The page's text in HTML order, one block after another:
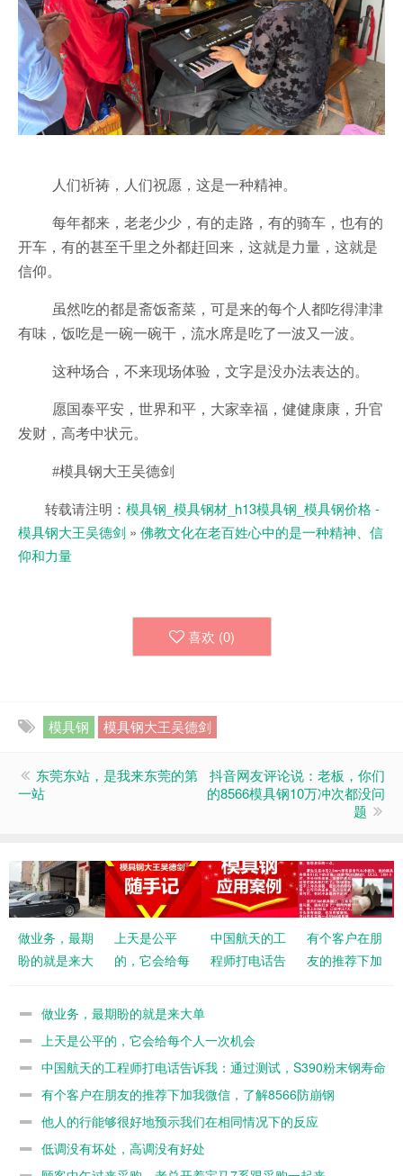
人们祈祷，人们祝愿，这是一种精神。
每年都来，老老少少，有的走路，有的骑车，也有的
开车，有的甚至千里之外都赶回来，这就是力量，这就是
信仰。
虽然吃的都是斋饭斋菜，可是来的每个人都吃得津津
有味，饭吃是一碗一碗干，流水席是吃了一波又一波。
这种场合，不来现场体验，文字是没办法表达的。
愿国泰平安，世界和平，大家幸福，健健康康，升官
发财，高考中状元。
#模具钢大王吴德剑
转载请注明： 模具钢_模具钢材_h13模具钢_模具钢价格 -
模具钢大王吴德剑 » 佛教文化在老百姓心中的是一种精神、信
仰和力量
喜欢 (0)
模具钢 模具钢大王吴德剑
东莞东站，是我来东莞的第
一站
抖音网友评论说：老板，你们
的8566模具钢10万冲次都没问
题
做业务，最期
盼的就是来大
上天是公平
的，它会给每
中国航天的工
程师打电话告
8566
有个客户在朋
友的推荐下加
做业务，最期盼的就是来大单
上天是公平的，它会给每个人一次机会
中国航天的工程师打电话告诉我：通过测试，S390粉末钢寿命
不如8566
有个客户在朋友的推荐下加我微信，了解8566防崩钢
他人的行能够很好地预示我们在相同情况下的反应
低调没有坏处，高调没有好处